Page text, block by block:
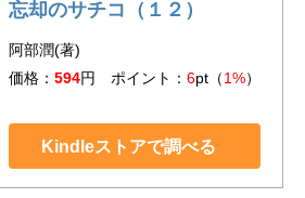
忘却のサチコ（１２）
阿部潤(著)
価格： 594円 ポイント： 6pt（1%）
Kindleストアで調べる